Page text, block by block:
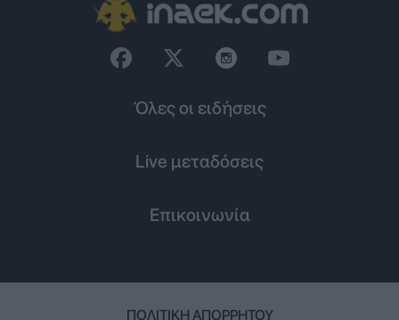
Όλες οι ειδήσεις
Live μεταδόσεις
Επικοινωνία
ΠΟΛΙΤΙΚΉ ΑΠΟΡΡΉΤΟΥ